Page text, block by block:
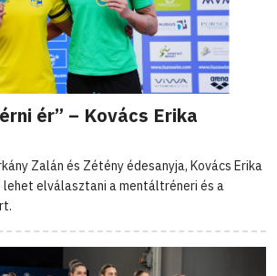
ér” – Kovács Erika
Zalán és Zétény édesanyja, Kovács Erika
lehet elválasztani a mentáltréneri és a